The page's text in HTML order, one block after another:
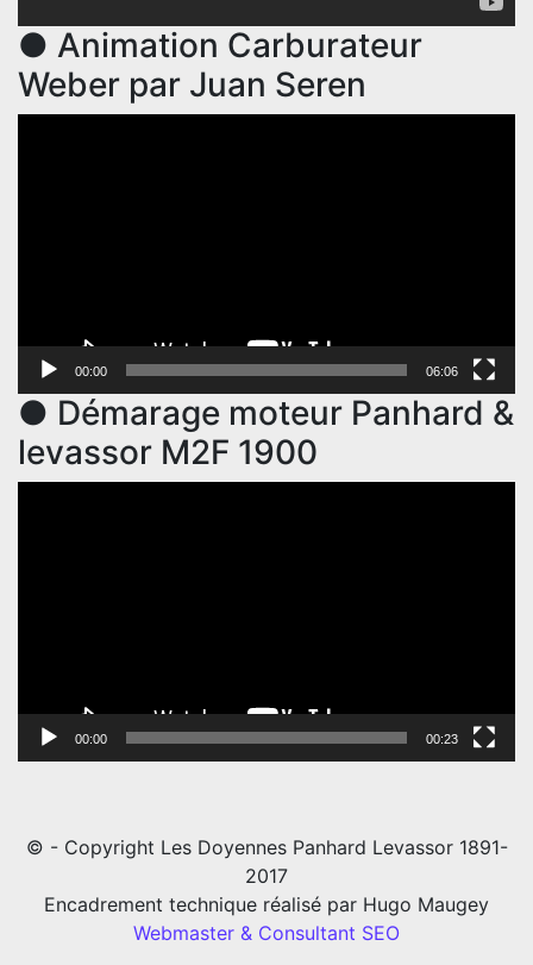
● Animation Carburateur
Weber par Juan Seren
00:00 06:06
● Démarage moteur Panhard &
levassor M2F 1900
00:00 00:23
© - Copyright Les Doyennes Panhard Levassor 1891-
2017
Encadrement technique réalisé par Hugo Maugey
Webmaster & Consultant SEO